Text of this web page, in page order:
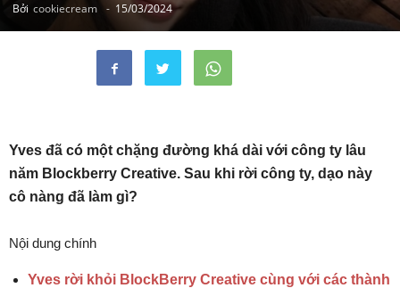
Bởi cookiecream - 15/03/2024
Yves đã có một chặng đường khá dài với công ty lâu
năm Blockberry Creative. Sau khi rời công ty, dạo này
cô nàng đã làm gì?
Nội dung chính
Yves rời khỏi BlockBerry Creative cùng với các thành